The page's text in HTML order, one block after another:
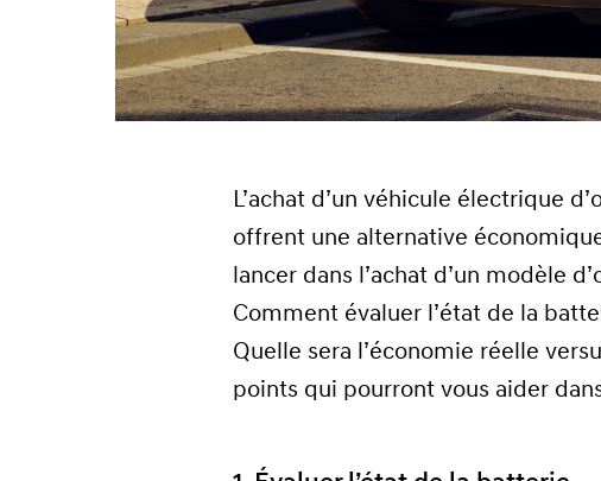
L’achat d’un véhicule électrique
offrent une alternative
lancer dans l’achat d’un modèle
Comment évaluer l’état de la
Quelle sera l’économie réelle
points qui pourront vous aider